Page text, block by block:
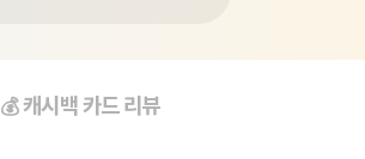
💰캐시백 카드 리뷰